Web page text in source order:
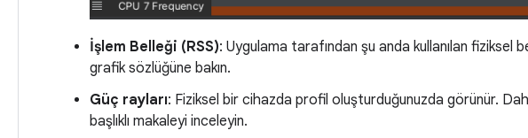
İşlem Belleği (RSS): Uygulama tarafından şu anda kullanılan fiziksel
grafik sözlüğüne bakın.
Güç rayları: Fiziksel bir cihazda profil oluşturduğunuzda görünür.
başlıklı makaleyi inceleyin.